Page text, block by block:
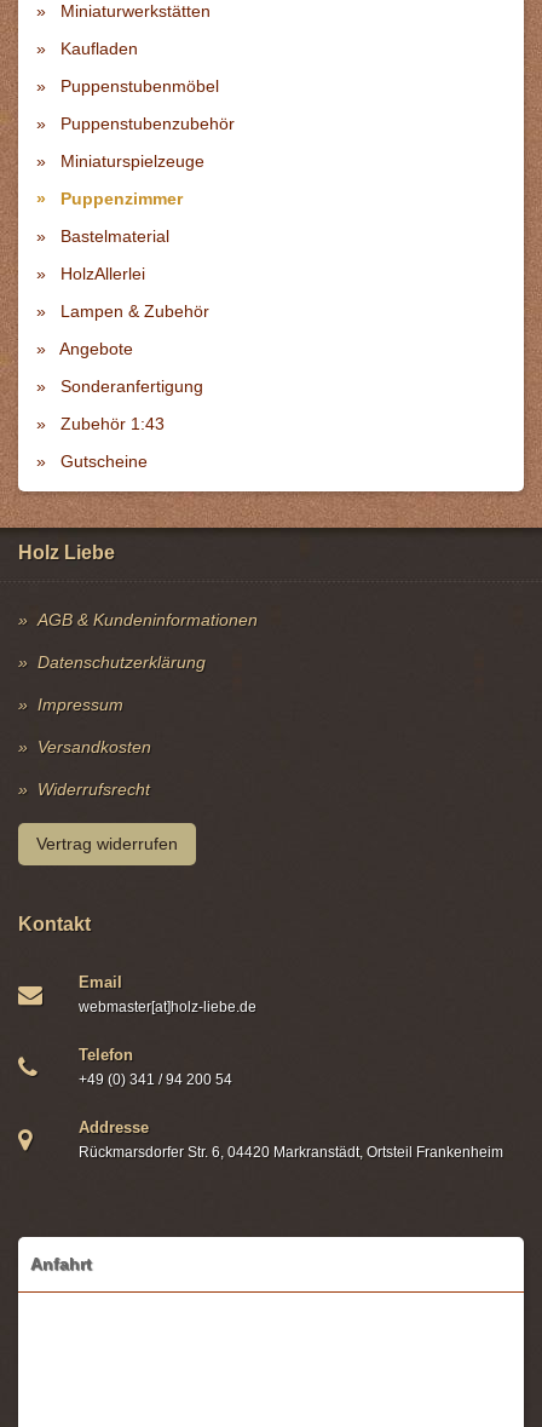
Miniaturwerkstätten
Kaufladen
Puppenstubenmöbel
Puppenstubenzubehör
Miniaturspielzeuge
Puppenzimmer
Bastelmaterial
HolzAllerlei
Lampen & Zubehör
Angebote
Sonderanfertigung
Zubehör 1:43
Gutscheine
Holz Liebe
AGB & Kundeninformationen
Datenschutzerklärung
Impressum
Versandkosten
Widerrufsrecht
Vertrag widerrufen
Kontakt
Email
webmaster[at]holz-liebe.de
Telefon
+49 (0) 341 / 94 200 54
Addresse
Rückmarsdorfer Str. 6, 04420 Markranstädt, Ortsteil Frankenheim
Anfahrt